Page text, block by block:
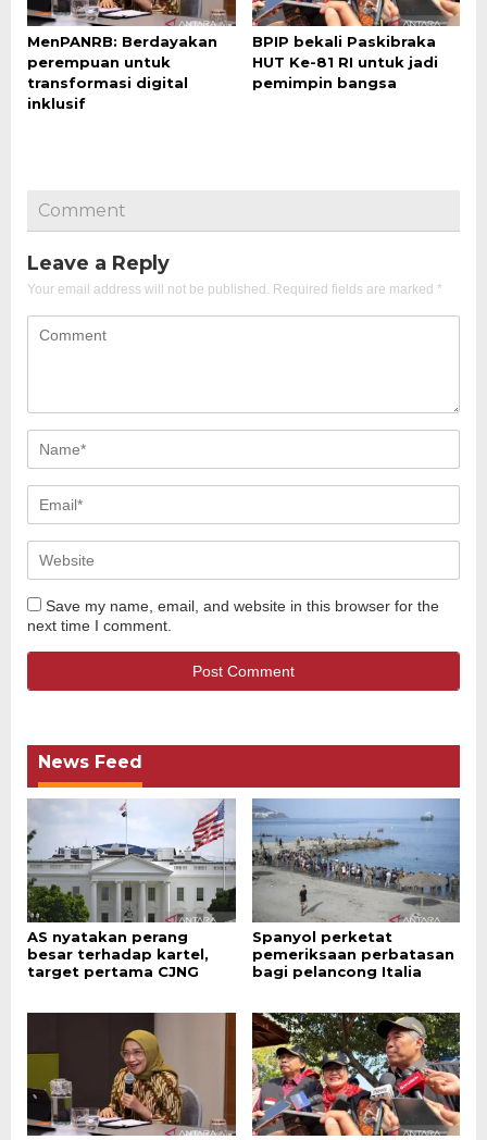
MenPANRB: Berdayakan
perempuan untuk
transformasi digital
inklusif
BPIP bekali Paskibraka
HUT Ke-81 RI untuk jadi
pemimpin bangsa
Comment
Leave a Reply
Your email address will not be published. Required fields are marked *
Save my name, email, and website in this browser for the
next time I comment.
News Feed
AS nyatakan perang
besar terhadap kartel,
target pertama CJNG
Spanyol perketat
pemeriksaan perbatasan
bagi pelancong Italia